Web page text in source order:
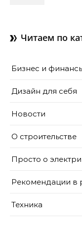
Читаем по
Бизнес и
Дизайн для себя
Новости
О строительстве
Просто о
Рекомендации в
Техника